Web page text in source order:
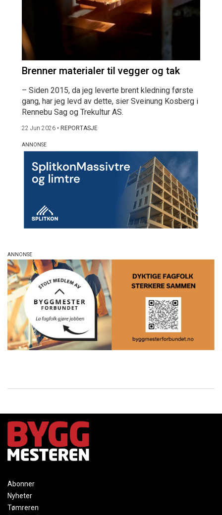
Brenner materialer til vegger og tak
– Siden 2015, da jeg leverte brent kledning første
gang, har jeg levd av dette, sier Sveinung Kosberg i
Rennebu Sag og Trekultur AS.
22 Jun 2026 • REPORTASJE
Abonner
Nyheter
Tømreren